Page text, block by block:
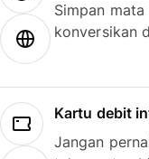
Simpan
konversikan
Kartu debit
Jangan